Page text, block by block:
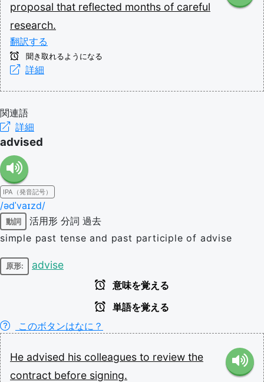
proposal that reflected months of careful
research.
翻訳する
聞き取れるようになる
詳細
関連語
詳細
advised
IPA（発音記号）
/ədˈvaɪzd/
動詞 活用形 分詞 過去
simple past tense and past participle of advise
原形: advise
意味を覚える
単語を覚える
このボタンはなに？
He advised his colleagues to review the
contract before signing.